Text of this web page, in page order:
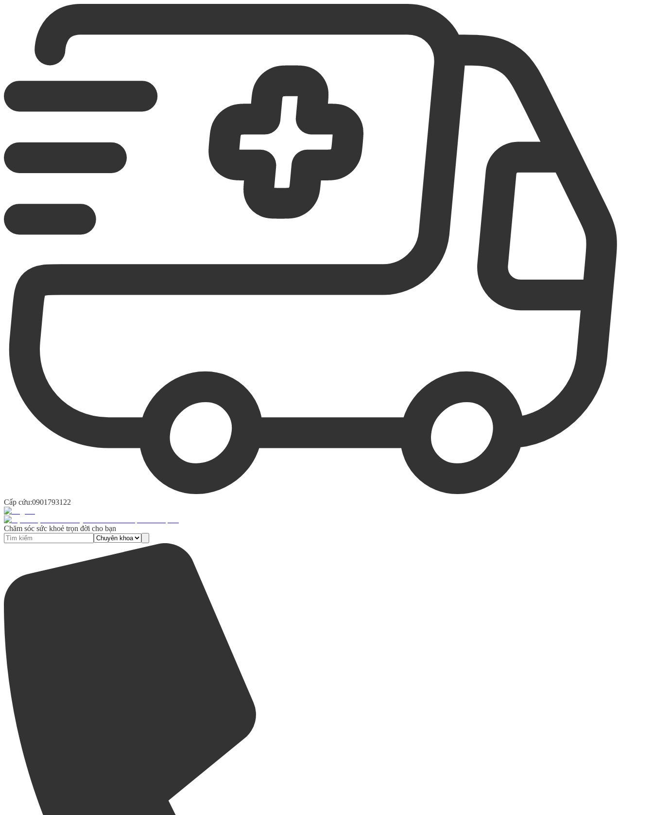
Cấp cứu:0901793122
Chăm sóc sức khoẻ trọn đời cho bạn